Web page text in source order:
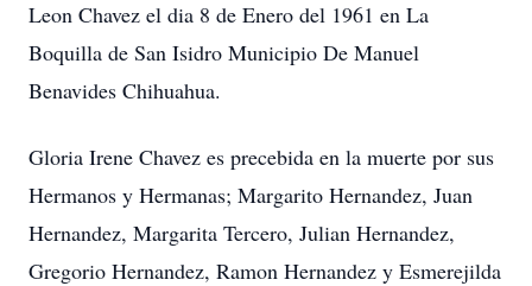
Leon Chavez el dia 8 de Enero del 1961 en La
Boquilla de San Isidro Municipio De Manuel
Benavides Chihuahua.
Gloria Irene Chavez es precebida en la muerte por sus
Hermanos y Hermanas; Margarito Hernandez, Juan
Hernandez, Margarita Tercero, Julian Hernandez,
Gregorio Hernandez, Ramon Hernandez y Esmerejilda